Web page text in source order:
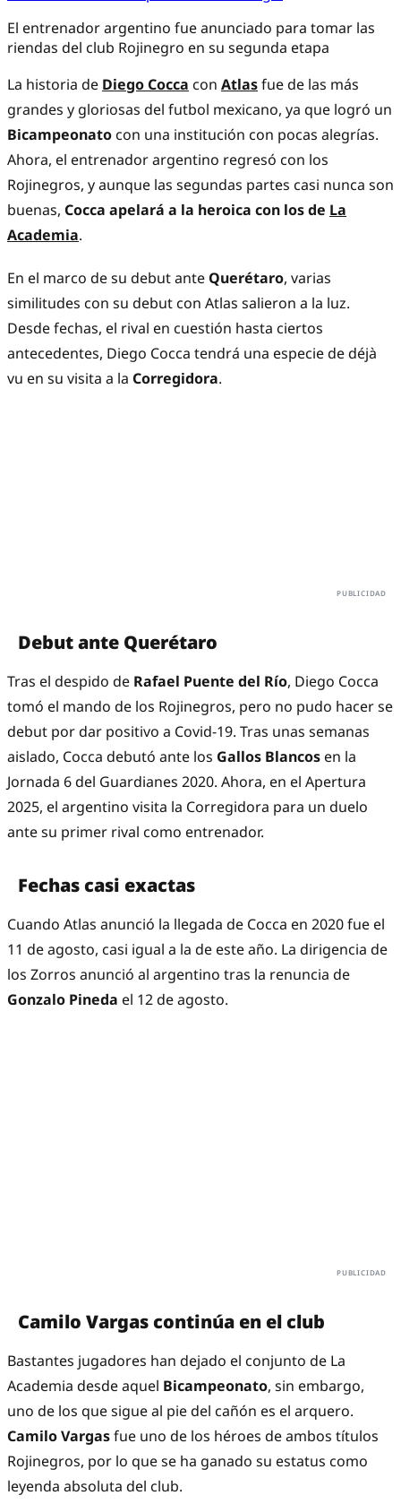
El entrenador argentino fue anunciado para tomar las
riendas del club Rojinegro en su segunda etapa
La historia de Diego Cocca con Atlasfue de las más
grandes y gloriosas del futbol mexicano, ya que logró un
Bicampeonato con una institución con pocas alegrías.
Ahora, el entrenador argentino regresó con los
Rojinegros, y aunque las segundas partes casi nunca son
buenas, Cocca apelará a la heroica con los de La
Academia.
En el marco de su debut anteQuerétaro, varias
similitudes con su debut con Atlas salieron a la luz.
Desde fechas, el rival en cuestión hasta ciertos
antecedentes, Diego Cocca tendrá una especie de déjà
vu en su visita a la Corregidora.
Debut ante Querétaro
Tras el despido de Rafael Puente del Río, Diego Cocca
tomó el mando de los Rojinegros, pero no pudo hacer se
debut por dar positivo a Covid-19. Tras unas semanas
aislado, Cocca debutó ante los Gallos Blancos en la
Jornada 6 del Guardianes 2020. Ahora, en el Apertura
2025, el argentino visita la Corregidora para un duelo
ante su primer rival como entrenador.
Fechas casi exactas
Cuando Atlas anunció la llegada de Cocca en 2020 fue el
11 de agosto, casi igual a la de este año. La dirigencia de
los Zorros anunció al argentino tras la renuncia de
Gonzalo Pineda el 12 de agosto.
Camilo Vargas continúa en el club
Bastantes jugadores han dejado el conjunto de La
Academia desde aquel Bicampeonato, sin embargo,
uno de los que sigue al pie del cañón es el arquero.
Camilo Vargasfue uno de los héroes de ambos títulos
Rojinegros, por lo que se ha ganado su estatus como
leyenda absoluta del club.